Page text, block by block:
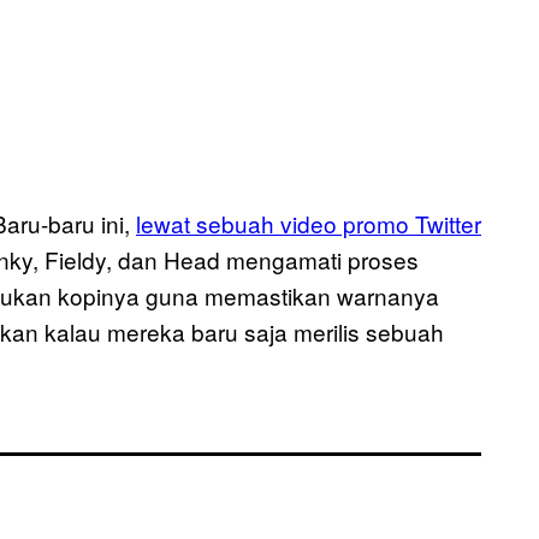
baru ini, lewat sebuah video promo Twitter
Fieldy, dan Head mengamati proses
kopinya guna memastikan warnanya
kalau mereka baru saja merilis sebuah